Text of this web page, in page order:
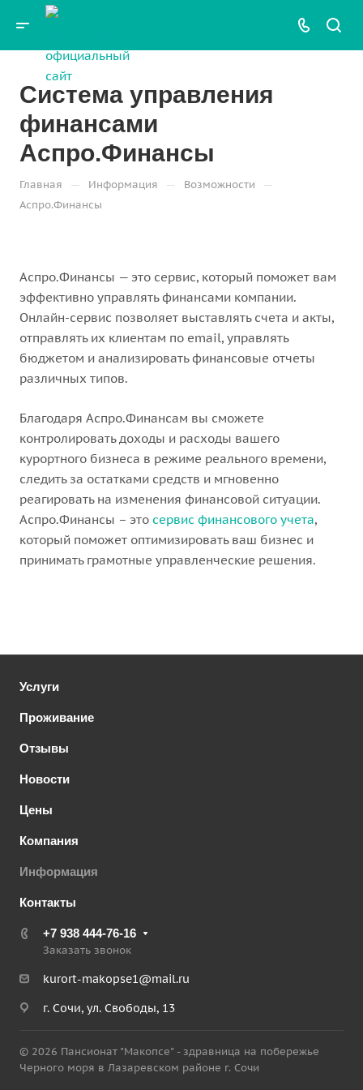
Система управления
финансами
Аспро.Финансы
Главная — Информация — Возможности —
Аспро.Финансы
Аспро.Финансы — это сервис, который поможет вам
эффективно управлять финансами компании.
Онлайн-сервис позволяет выставлять счета и акты,
отправлять их клиентам по email, управлять
бюджетом и анализировать финансовые отчеты
различных типов.
Благодаря Аспро.Финансам вы сможете
контролировать доходы и расходы вашего
курортного бизнеса в режиме реального времени,
следить за остатками средств и мгновенно
реагировать на изменения финансовой ситуации.
Аспро.Финансы – это сервис финансового учета,
который поможет оптимизировать ваш бизнес и
принимать грамотные управленческие решения.
Услуги
Проживание
Отзывы
Новости
Цены
Компания
Информация
Контакты
+7 938 444-76-16
Заказать звонок
kurort-makopse1@mail.ru
г. Сочи, ул. Свободы, 13
© 2026 Пансионат "Макопсе" - здравница на побережье
Черного моря в Лазаревском районе г. Сочи